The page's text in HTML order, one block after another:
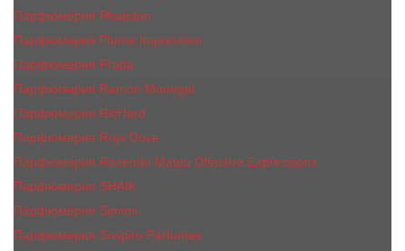
Парфюмерия Phaedon
Парфюмерия Plume Impression
Парфюмерия Prada
Парфюмерия Ramon Monegal
Парфюмерия RicHard
Парфюмерия Roja Dove
Парфюмерия Rosendo Mateu Olfactive Expressions
Парфюмерия SHAIK
Парфюмерия Simimi
Парфюмерия Sospiro Perfumes